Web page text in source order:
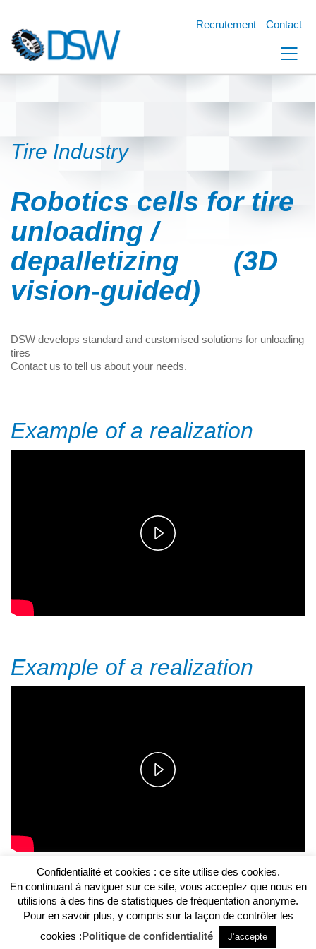
Recrutement Contact
Tire Industry
Robotics cells for tire
unloading /
depalletizing (3D
vision-guided)
DSW develops standard and customised solutions for unloading
tires
Contact us to tell us about your needs.
Example of a realization
Example of a realization
7 rue Verriers F-57870 TROISFONTAINES -
Tél. 03 87 07 18 80
© Copyright 2019. Studio Synchro -Mentions légales
Confidentialité et cookies : ce site utilise des cookies.
En continuant à naviguer sur ce site, vous acceptez que nous en
utilisions à des fins de statistiques de fréquentation anonyme.
Pour en savoir plus, y compris sur la façon de contrôler les
cookies :Politique de confidentialité J’accepte